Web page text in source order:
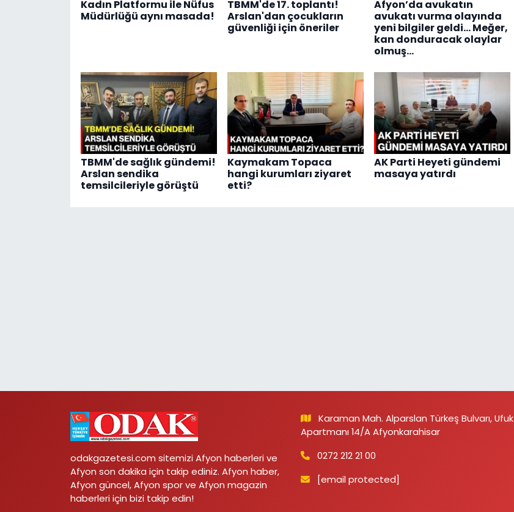
Kadın Platformu ile Nüfus
Müdürlüğü aynı masada!
TBMM'de 17. toplantı!
Arslan'dan çocukların
güvenliği için öneriler
Afyon’da avukatın
avukatı vurma olayında
yeni bilgiler geldi... Meğer,
kan donduracak olaylar
olmuş...
TBMM'de sağlık gündemi!
Arslan sendika
temsilcileriyle görüştü
Kaymakam Topaca
hangi kurumları ziyaret
etti?
AK Parti Heyeti gündemi
masaya yatırdı
odakgazetesi.com sitemizi Afyon haberleri ve
Afyon son dakika için takip ediniz. Afyon haber,
Afyon güncel, Afyon spor ve Afyon magazin
haberleri için bizi takip edin!
Karaman Mah. Alparslan Türkeş Bulvarı, Ufuk
Apartmanı 14/A Afyonkarahisar
0272 212 21 00
[email protected]